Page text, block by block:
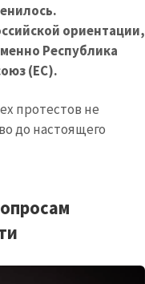
ориентации,
Республика
(ЕС).
протестов не
до настоящего